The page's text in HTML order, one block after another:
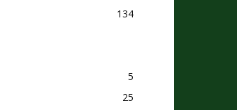
134
5
25